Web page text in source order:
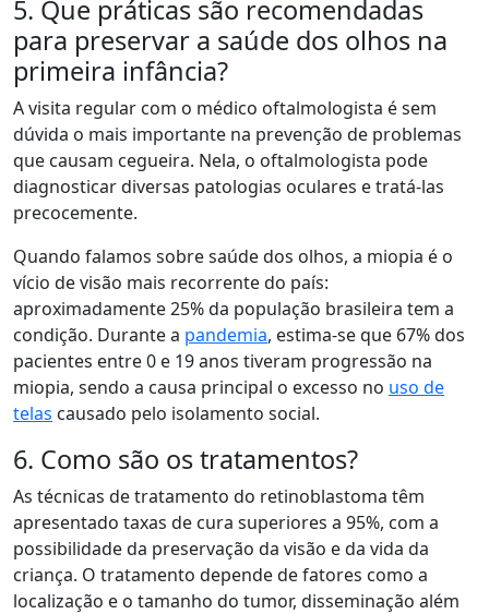
5. Que práticas são recomendadas
para preservar a saúde dos olhos na
primeira infância?
A visita regular com o médico oftalmologista é sem
dúvida o mais importante na prevenção de problemas
que causam cegueira. Nela, o oftalmologista pode
diagnosticar diversas patologias oculares e tratá-las
precocemente.
Quando falamos sobre saúde dos olhos, a miopia é o
vício de visão mais recorrente do país:
aproximadamente 25% da população brasileira tem a
condição. Durante a pandemia, estima-se que 67% dos
pacientes entre 0 e 19 anos tiveram progressão na
miopia, sendo a causa principal o excesso no uso de
telas causado pelo isolamento social.
6. Como são os tratamentos?
As técnicas de tratamento do retinoblastoma têm
apresentado taxas de cura superiores a 95%, com a
possibilidade da preservação da visão e da vida da
criança. O tratamento depende de fatores como a
localização e o tamanho do tumor, disseminação além